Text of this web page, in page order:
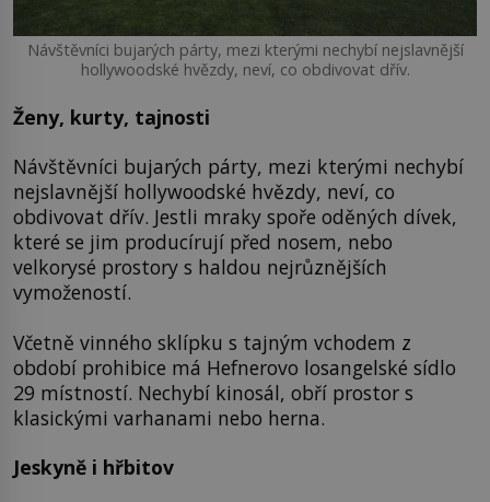
Návštěvníci bujarých párty, mezi kterými nechybí nejslavnější
hollywoodské hvězdy, neví, co obdivovat dřív.
Ženy, kurty, tajnosti
Návštěvníci bujarých párty, mezi kterými nechybí
nejslavnější hollywoodské hvězdy, neví, co
obdivovat dřív. Jestli mraky spoře oděných dívek,
které se jim producírují před nosem, nebo
velkorysé prostory s haldou nejrůznějších
vymožeností.
Včetně vinného sklípku s tajným vchodem z
období prohibice má Hefnerovo losangelské sídlo
29 místností. Nechybí kinosál, obří prostor s
klasickými varhanami nebo herna.
Jeskyně i hřbitov